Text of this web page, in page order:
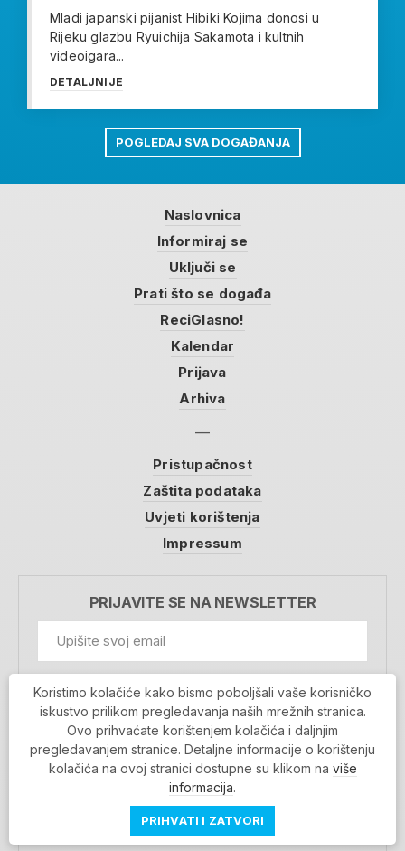
Mladi japanski pijanist Hibiki Kojima donosi u
Rijeku glazbu Ryuichija Sakamota i kultnih
videoigara...
DETALJNIJE
POGLEDAJ SVA DOGAĐANJA
Naslovnica
Informiraj se
Uključi se
Prati što se događa
ReciGlasno!
Kalendar
Prijava
Arhiva
Pristupačnost
Zaštita podataka
Uvjeti korištenja
Impressum
PRIJAVITE SE NA NEWSLETTER
Prihvaćam da se moji podaci spremaju u bazu
podataka i koriste u svrhu slanja MojaRijeka
newslettera
MOJARIJEKA NEWSLETTER
PRIJAVI SE
Koristimo kolačiće kako bismo poboljšali vaše korisničko
iskustvo prilikom pregledavanja naših mrežnih stranica.
Ovo prihvaćate korištenjem kolačića i daljnjim
pregledavanjem stranice. Detaljne informacije o korištenju
kolačića na ovoj stranici dostupne su klikom na više
informacija.
PRIHVATI I ZATVORI